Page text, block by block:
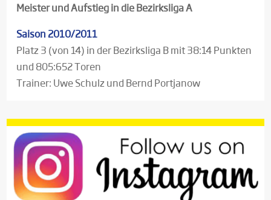
Meister und Aufstieg in die Bezirksliga A
Saison 2010/2011
Platz 3 (von 14) in der Bezirksliga B mit 38:14 Punkten
und 805:652 Toren
Trainer: Uwe Schulz und Bernd Portjanow